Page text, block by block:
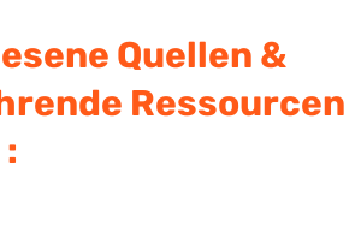
Quellen &
Ressourcen